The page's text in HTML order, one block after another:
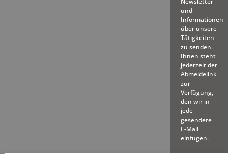
und
Informationen
über unsere
Tätigkeiten
zu senden.
Ihnen steht
jederzeit der
Abmeldelink
zur
Verfügung,
den wir in
jede
gesendete
E-Mail
einfügen.